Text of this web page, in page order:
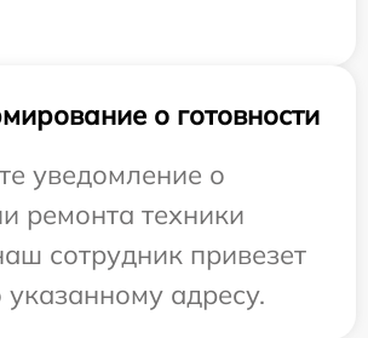
о готовности
уведомление о
ремонта техники
сотрудник привезет
указанному адресу.